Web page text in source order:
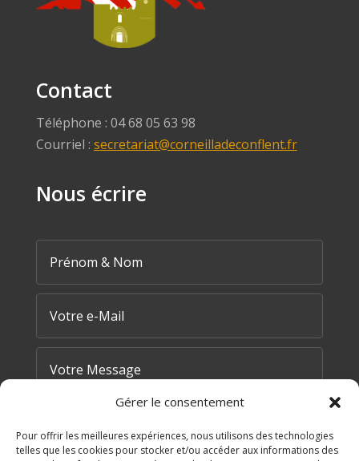
Gérer le consentement
Pour offrir les meilleures expériences, nous utilisons des technologies
telles que les cookies pour stocker et/ou accéder aux informations des
Contact
Téléphone : 04 68 05 63 98
Courriel : secretariat@corneilladeconflent.fr
Nous écrire